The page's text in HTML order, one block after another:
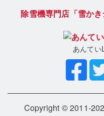
除雪機専門店「雪かき
あんてい
Copyright © 2011-